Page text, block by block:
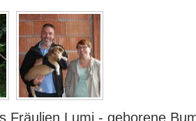
Fräulien Lumi - geborene